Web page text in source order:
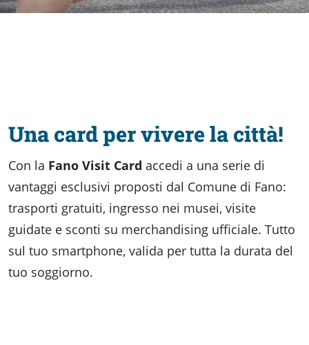
storici
Guide
Fano
Accessibili
Una card per vivere la città!
Con la Fano Visit Card accedi a una serie di
vantaggi esclusivi proposti dal Comune di Fano:
trasporti gratuiti, ingresso nei musei, visite
guidate e sconti su merchandising ufficiale. Tutto
sul tuo smartphone, valida per tutta la durata del
tuo soggiorno.